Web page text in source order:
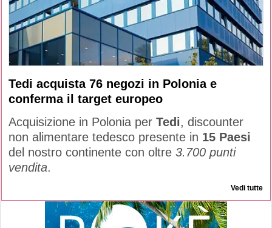
Tedi acquista 76 negozi in Polonia e
conferma il target europeo
Acquisizione in Polonia per Tedi, discounter
non alimentare tedesco presente in 15 Paesi
del nostro continente con oltre 3.700 punti
vendita.
Vedi tutte